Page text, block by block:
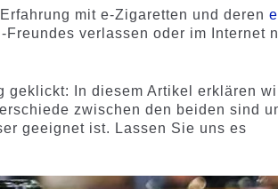
mit e-Zigaretten und derene
verlassen oder im Internet
geklickt: In diesem Artikel erklären
zwischen den beiden sind
geeignet ist. Lassen Sie uns es